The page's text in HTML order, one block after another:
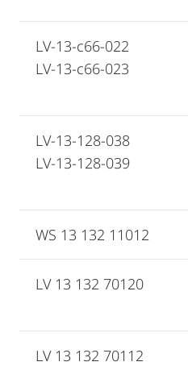
LV-13-c66-022
LV-13-c66-023
LV-13-128-038
LV-13-128-039
WS 13 132 11012
LV 13 132 70120
LV 13 132 70112